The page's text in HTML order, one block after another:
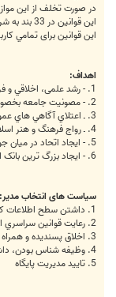
در صورت تخلف از این
این قوانین در 33 بند به شرح زیر به تصویب شورای عالی نظارت پایگاه رسیده است (تغییرات احتمالی در برخی قوانین به اطلاع کاربران خواهد رسید).
این قوانین برای تمامي
اهداف:
1. - رشد علمی، اخلاقي و فرهنگی کاربران بر اساس موازین جمهوری اسلامی ایران.
2. - مصونيت جامعه بخصوص نسل جوان از فرهنگ اجانب و ایجاد استقلال فکری و عملی.
3. ـ اعتلاي آگاهي هاي عمومي در زمينه هاي مختلف و شكوفايي استعدادها و روحيه تحقيق و تتبع و ابتكار.
4. ـ رواج فرهنگ و هنر اسلامي.
5. - ایجاد اتحاد در میان جوانان و جهت دهی آنان در دریای عظیم اطلاعات.
6. - ایجاد بزرگ ترین بانک اطلاعات فارسی در زمینه های مختلف علمی، فرهنگی و هنری.
سیاست های انتخاب مدیر:
1. داشتن سطح اطلاعات کافي در رابطه با بخش تحت کنترل
2. رعايت قوانين سراسري انجمن چه در دوره‌ي مديريت و چه قبل از آن
3. اخلاق پسنديده و همراه با احترام
4. وظيفه شناس بودن، داشتن انگيزه کافي و سطح فعاليت مطلوب
5. تاييد مديريت پايگاه